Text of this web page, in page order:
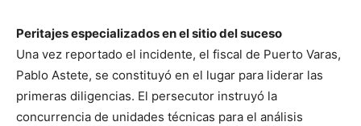
Peritajes especializados en el sitio del suceso
Una vez reportado el incidente, el fiscal de Puerto Varas,
Pablo Astete, se constituyó en el lugar para liderar las
primeras diligencias. El persecutor instruyó la
concurrencia de unidades técnicas para el análisis